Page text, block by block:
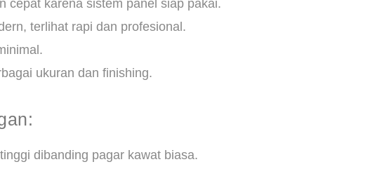
cepat karena sistem panel siap pakai.
terlihat rapi dan profesional.
ukuran dan finishing.
dibanding pagar kawat biasa.